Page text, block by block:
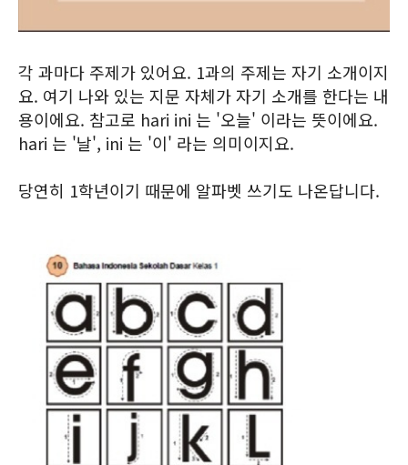
각 과마다 주제가 있어요. 1과의 주제는 자기 소개이지
요. 여기 나와 있는 지문 자체가 자기 소개를 한다는 내
용이에요. 참고로 hari ini 는 '오늘' 이라는 뜻이에요.
hari 는 '날', ini 는 '이' 라는 의미이지요.
당연히 1학년이기 때문에 알파벳 쓰기도 나온답니다.